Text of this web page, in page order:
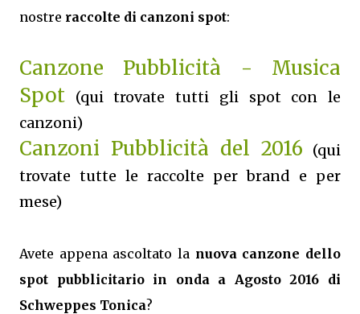
nostre raccolte di canzoni spot:
Canzone Pubblicità - Musica
Spot
(qui trovate tutti gli spot con le
canzoni)
Canzoni Pubblicità del 2016 (qui
trovate tutte le raccolte per brand e per
mese)
Avete appena ascoltato la nuova canzone dello
spot pubblicitario in onda a Agosto 2016 di
Schweppes Tonica?